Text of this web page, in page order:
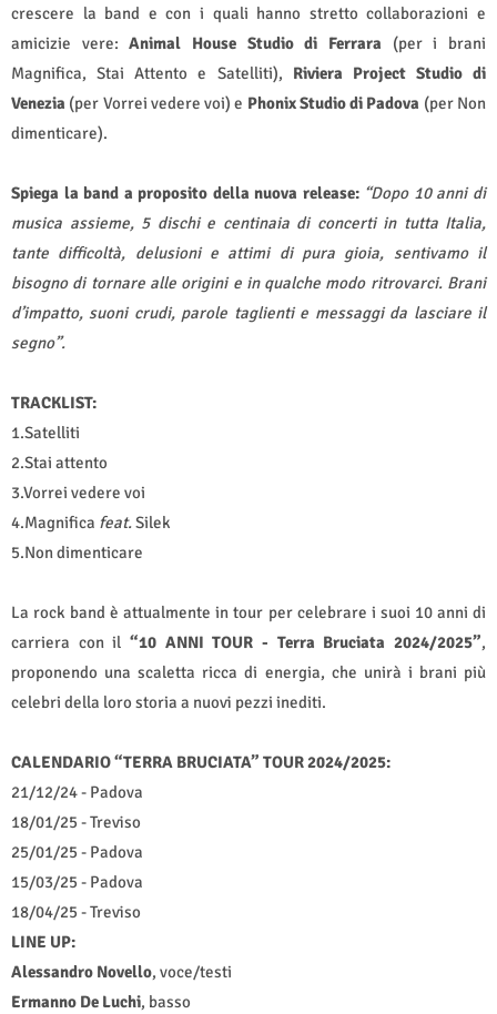
crescere la band e con i quali hanno stretto collaborazioni e
amicizie vere:Animal House Studio di Ferrara (per i brani
Magnifica, Stai Attento e Satelliti), Riviera Project Studio di
Venezia (per Vorrei vedere voi) e Phonix Studio di Padova (per Non
dimenticare).
Spiega la band a proposito della nuova release: “Dopo 10 anni di
musica assieme, 5 dischi e centinaia di concerti in tutta Italia,
tante difficoltà, delusioni e attimi di pura gioia, sentivamo il
bisogno di tornare alle origini e in qualche modo ritrovarci. Brani
d’impatto, suoni crudi, parole taglienti e messaggi da lasciare il
segno”.
TRACKLIST:
1.Satelliti
2.Stai attento
3.Vorrei vedere voi
4.Magnifica feat.Silek
5.Non dimenticare
La rock band è attualmente in tour per celebrare i suoi 10 anni di
carriera con il “10 ANNI TOUR - Terra Bruciata 2024/2025”,
proponendo una scaletta ricca di energia, che unirà i brani più
celebri della loro storia a nuovi pezzi inediti.
CALENDARIO “TERRA BRUCIATA” TOUR 2024/2025:
21/12/24 - Padova
18/01/25 - Treviso
25/01/25 - Padova
15/03/25 - Padova
18/04/25 - Treviso
LINE UP:
Alessandro Novello, voce/testi
Ermanno De Luchi, basso